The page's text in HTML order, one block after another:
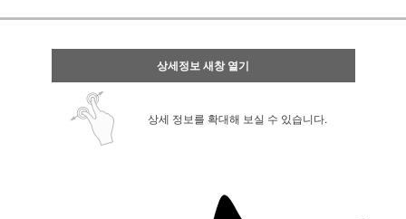
상세정보 새창 열기
상세 정보를 확대해 보실 수 있습니다.